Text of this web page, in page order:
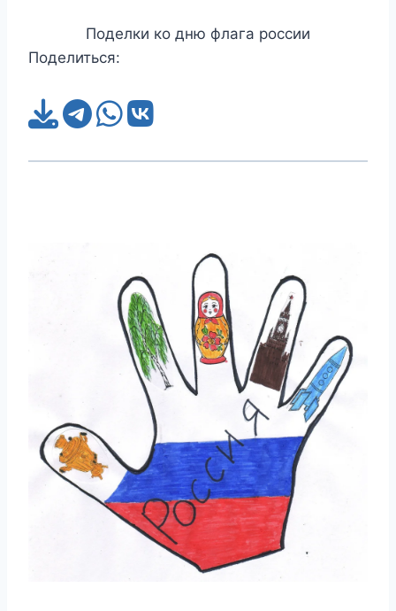
Поделки ко дню флага россии
Поделиться: